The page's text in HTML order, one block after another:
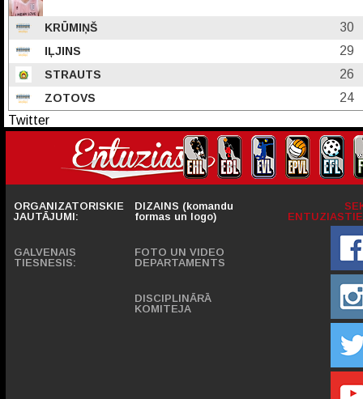
KRŪMIŅŠ 30
IĻJINS 29
STRAUTS 26
ZOTOVS
24
Twitter
ORGANIZATORISKIE
JAUTĀJUMI:
GALVENAIS
TIESNESIS:
DIZAINS (komandu
formas un logo)
FOTO UN VIDEO
DEPARTAMENTS
DISCIPLINĀRĀ
KOMITEJA